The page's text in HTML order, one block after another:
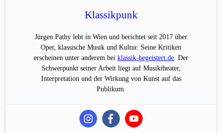
Klassikpunk
Jürgen Pathy lebt in Wien und berichtet seit 2017 über
Oper, klassische Musik und Kultur. Seine Kritiken
erscheinen unter anderem bei klassik-begeistert.de . Der
Schwerpunkt seiner Arbeit liegt auf Musiktheater,
Interpretation und der Wirkung von Kunst auf das
Publikum.